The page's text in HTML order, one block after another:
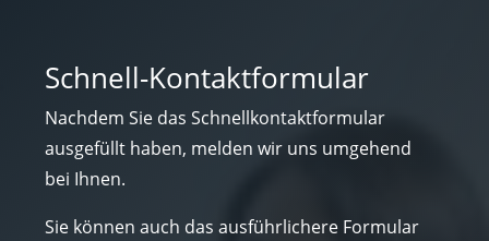
Schnell-Kontaktformular
Nachdem Sie das Schnellkontaktformular
ausgefüllt haben, melden wir uns umgehend
bei Ihnen.
Sie können auch das ausführlichere Formular